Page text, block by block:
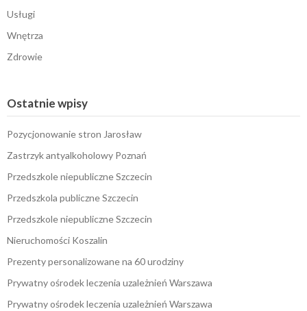
Usługi
Wnętrza
Zdrowie
Ostatnie wpisy
Pozycjonowanie stron Jarosław
Zastrzyk antyalkoholowy Poznań
Przedszkole niepubliczne Szczecin
Przedszkola publiczne Szczecin
Przedszkole niepubliczne Szczecin
Nieruchomości Koszalin
Prezenty personalizowane na 60 urodziny
Prywatny ośrodek leczenia uzależnień Warszawa
Prywatny ośrodek leczenia uzależnień Warszawa